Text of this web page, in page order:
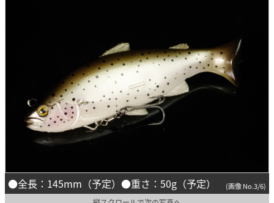
●全長：145mm（予定）●重さ：50g（予定） (画像 No.3/6)